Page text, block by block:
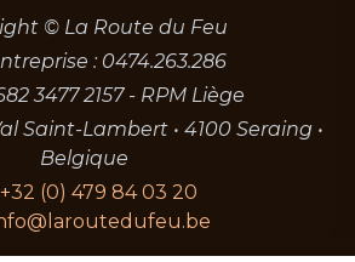
© La Route du Feu
: 0474.263.286
3477 2157 - RPM Liège
Saint-Lambert • 4100 Seraing •
Belgique
+32 (0) 479 84 03 20